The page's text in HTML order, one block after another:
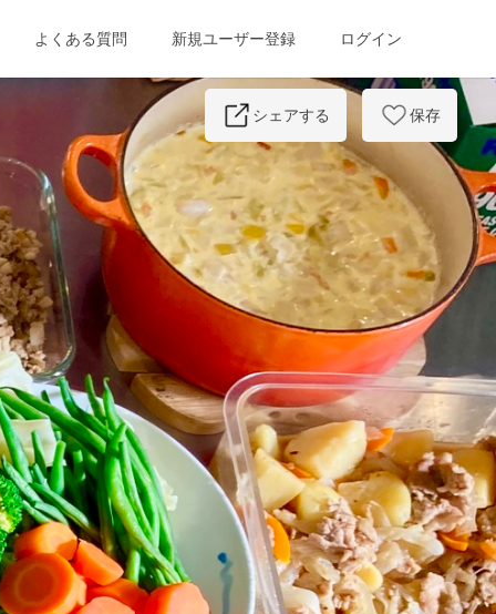
よくある質問 新規ユーザー登録 ログイン
Next
シェアする 保存